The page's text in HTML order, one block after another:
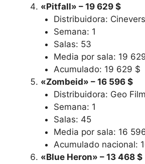
«Pitfall» – 19 629 $
Distribuidora:
Semana: 1
Salas: 53
Media por sala: 19
Acumulado: 19 629 $
«Zombeid» – 16 596 $
Distribuidora: Geo
Semana: 1
Salas: 45
Media por sala: 16
Acumulado nacional:
«Blue Heron» – 13 468 $